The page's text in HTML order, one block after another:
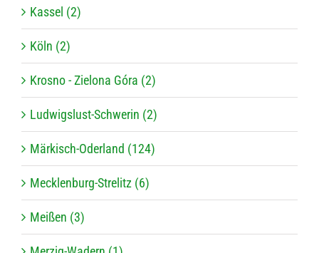
Kassel (2)
Köln (2)
Krosno - Zielona Góra (2)
Ludwigslust-Schwerin (2)
Märkisch-Oderland (124)
Mecklenburg-Strelitz (6)
Meißen (3)